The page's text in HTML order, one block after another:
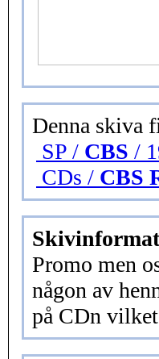
Denna skiva
SP / CBS /
CDs / CBS
Promo men
någon av
på CDn